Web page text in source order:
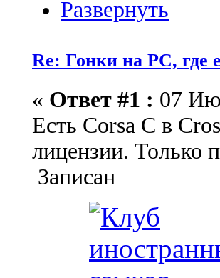
Re: Гонки на PC, где
« Ответ #1 : 07
Есть Corsa C в
лицензии. Только
Записан